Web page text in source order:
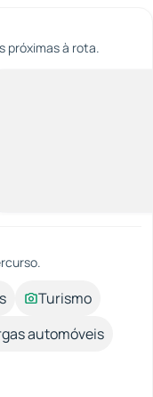
próximas à rota.
Turismo
automóveis